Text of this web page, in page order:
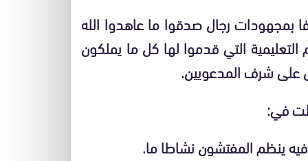
بمجهودات رجال صدقوا ما عاهدوا الله
التي قدموا لها كل ما يملكون
على شرف المدعويين.
في:
ينظم المفتشون نشاطا ما.